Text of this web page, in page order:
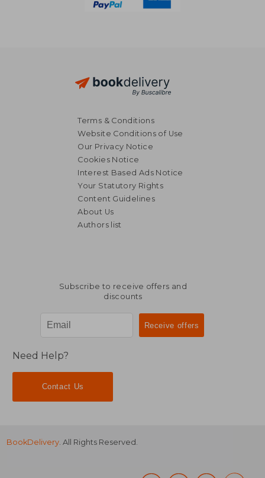
Terms & Conditions
Website Conditions of Use
Our Privacy Notice
Cookies Notice
Interest Based Ads Notice
Your Statutory Rights
Content Guidelines
About Us
Authors list
Subscribe to receive offers and
discounts
Need Help?
Contact Us
BookDelivery . All Rights Reserved.